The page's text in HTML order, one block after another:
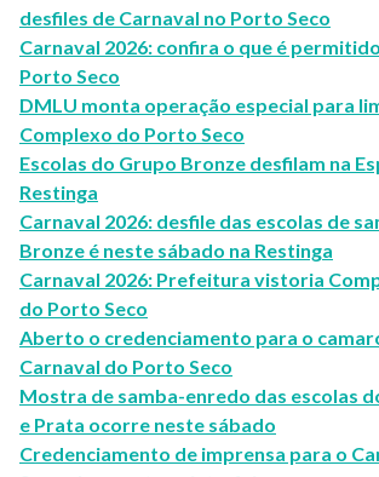
desfiles de Carnaval no Porto Seco
Carnaval 2026: confira o que é
Porto Seco
DMLU monta operação especial para
Complexo do Porto Seco
Escolas do Grupo Bronze desfilam na
Restinga
Carnaval 2026: desfile das escolas de
Bronze é neste sábado na Restinga
Carnaval 2026: Prefeitura vistoria
do Porto Seco
Aberto o credenciamento para o
Carnaval do Porto Seco
Mostra de samba-enredo das escolas
e Prata ocorre neste sábado
Credenciamento de imprensa para o